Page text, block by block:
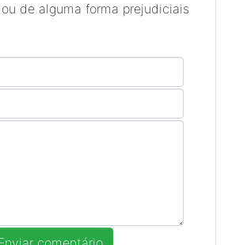
de alguma forma prejudiciais